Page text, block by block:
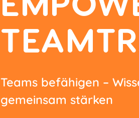
Teams befähigen –
gemeinsam stärken